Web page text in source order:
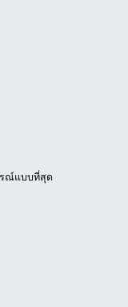
รณ์แบบที่สุด